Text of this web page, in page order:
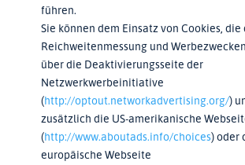
führen.
Sie können dem Einsatz von Cookies, die
Reichweitenmessung und
über die Deaktivierungsseite der
Netzwerkwerbeinitiative
(http://optout.networkadvertising.org/)
zusätzlich die US-amerikanische
(http://www.aboutads.info/choices) oder
europäische Webseite